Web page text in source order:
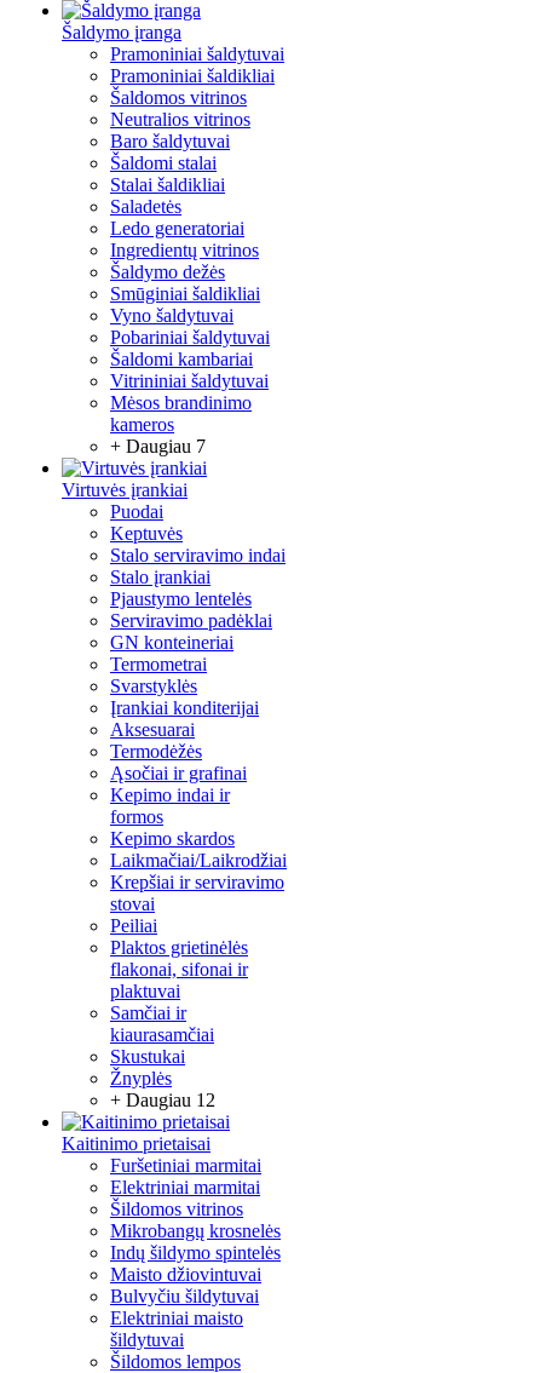
Šaldymo įranga
Pramoniniai šaldytuvai
Pramoniniai šaldikliai
Šaldomos vitrinos
Neutralios vitrinos
Baro šaldytuvai
Šaldomi stalai
Stalai šaldikliai
Saladetės
Ledo generatoriai
Ingredientų vitrinos
Šaldymo dežės
Smūginiai šaldikliai
Vyno šaldytuvai
Pobariniai šaldytuvai
Šaldomi kambariai
Vitrininiai šaldytuvai
Mėsos brandinimo
kameros
+ Daugiau 7
Virtuvės įrankiai
Puodai
Keptuvės
Stalo serviravimo indai
Stalo įrankiai
Pjaustymo lentelės
Serviravimo padėklai
GN konteineriai
Termometrai
Svarstyklės
Įrankiai konditerijai
Aksesuarai
Termodėžės
Ąsočiai ir grafinai
Kepimo indai ir
formos
Kepimo skardos
Laikmačiai/Laikrodžiai
Krepšiai ir serviravimo
stovai
Peiliai
Plaktos grietinėlės
flakonai, sifonai ir
plaktuvai
Samčiai ir
kiaurasamčiai
Skustukai
Žnyplės
+ Daugiau 12
Kaitinimo prietaisai
Furšetiniai marmitai
Elektriniai marmitai
Šildomos vitrinos
Mikrobangų krosnelės
Indų šildymo spintelės
Maisto džiovintuvai
Bulvyčiu šildytuvai
Elektriniai maisto
šildytuvai
Šildomos lempos